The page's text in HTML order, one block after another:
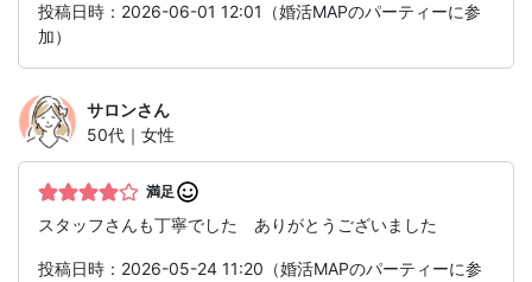
投稿日時：2026-06-01 12:01（婚活MAPのパーティーに参
加）
サロンさん
50代｜女性
満足
スタッフさんも丁寧でした ありがとうございました
投稿日時：2026-05-24 11:20（婚活MAPのパーティーに参